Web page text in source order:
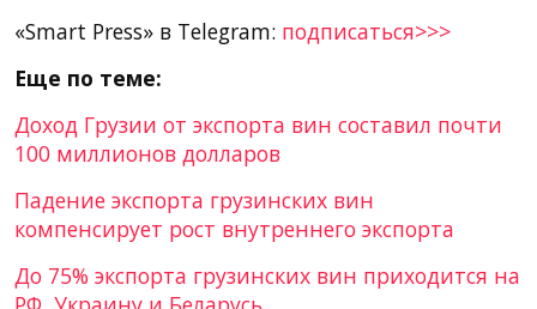
«Smart Press» в Telegram: подписаться>>>
Еще по теме:
Доход Грузии от экспорта вин составил почти
100 миллионов долларов
Падение экспорта грузинских вин
компенсирует рост внутреннего экспорта
До 75% экспорта грузинских вин приходится на